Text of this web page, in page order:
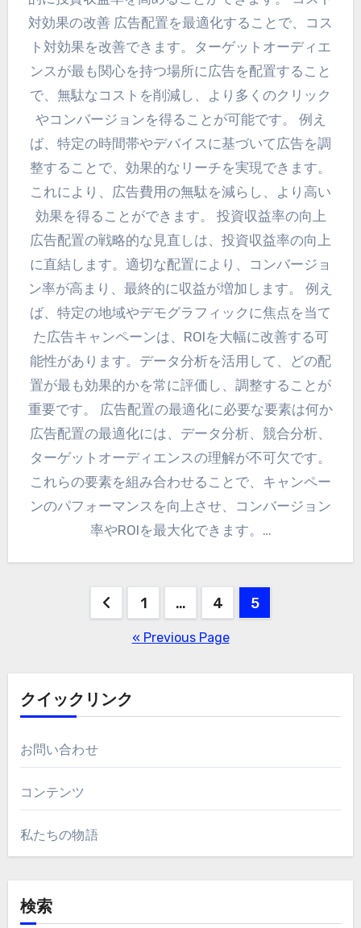
対効果の改善 広告配置を最適化することで、コス
ト対効果を改善できます。ターゲットオーディエ
ンスが最も関心を持つ場所に広告を配置すること
で、無駄なコストを削減し、より多くのクリック
やコンバージョンを得ることが可能です。 例え
ば、特定の時間帯やデバイスに基づいて広告を調
整することで、効果的なリーチを実現できます。
これにより、広告費用の無駄を減らし、より高い
効果を得ることができます。 投資収益率の向上
広告配置の戦略的な見直しは、投資収益率の向上
に直結します。適切な配置により、コンバージョ
ン率が高まり、最終的に収益が増加します。 例え
ば、特定の地域やデモグラフィックに焦点を当て
た広告キャンペーンは、ROIを大幅に改善する可
能性があります。データ分析を活用して、どの配
置が最も効果的かを常に評価し、調整することが
重要です。 広告配置の最適化に必要な要素は何か
広告配置の最適化には、データ分析、競合分析、
ターゲットオーディエンスの理解が不可欠です。
これらの要素を組み合わせることで、キャンペー
ンのパフォーマンスを向上させ、コンバージョン
率やROIを最大化できます。…
pagination
1 … 4 5
« Previous Page
クイックリンク
お問い合わせ
コンテンツ
私たちの物語
検索